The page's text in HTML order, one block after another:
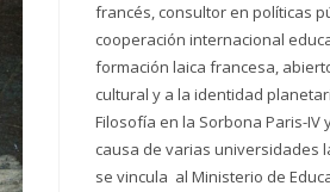
francés, consultor en políticas
cooperación internacional
formación laica francesa,
cultural y a la identidad
Filosofía en la Sorbona Paris-IV
causa de varias universidades
se vincula al Ministerio de